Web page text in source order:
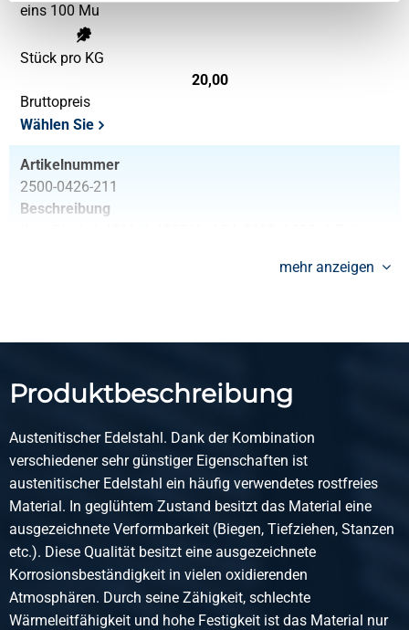
eins 100 Mu
Stück pro KG
20,00
Bruttopreis
Wählen Sie
Artikelnummer
2500-0426-211
Beschreibung
Bruttopreis
Artikelnummer
2500-0426-251251
Kgw Blech 1.4301/1.4307 Verf BA 2500x1250x1 Folie eins
100 Mu
Stück pro KG
Bruttopreis
Wählen Sie
mehr anzeigen
Produktbeschreibung
Austenitischer Edelstahl. Dank der Kombination
verschiedener sehr günstiger Eigenschaften ist
austenitischer Edelstahl ein häufig verwendetes rostfreies
Material. In geglühtem Zustand besitzt das Material eine
ausgezeichnete Verformbarkeit (Biegen, Tiefziehen, Stanzen
etc.). Diese Qualität besitzt eine ausgezeichnete
Korrosionsbeständigkeit in vielen oxidierenden
Atmosphären. Durch seine Zähigkeit, schlechte
Wärmeleitfähigkeit und hohe Festigkeit ist das Material nur